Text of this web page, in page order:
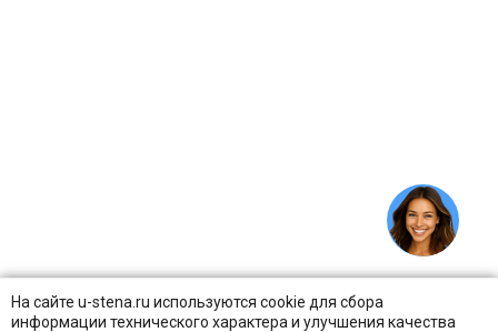
На сайте u-stena.ru используются cookie для сбора
информации технического характера и улучшения качества